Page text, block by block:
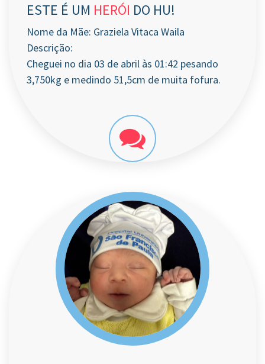
ESTE É UM HERÓI DO HU!
Nome da Mãe: Graziela Vitaca Waila
Descrição:
Cheguei no dia 03 de abril às 01:42 pesando
3,750kg e medindo 51,5cm de muita fofura.